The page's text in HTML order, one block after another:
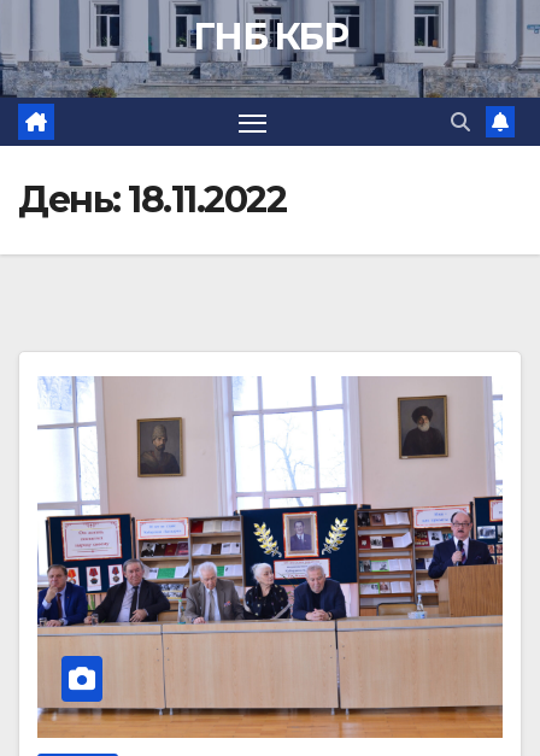
ГНБ КБР
День:18.11.2022